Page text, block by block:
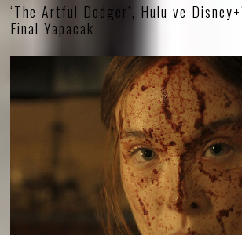
‘The Artful Dodger’, Hulu ve
Final Yapacak